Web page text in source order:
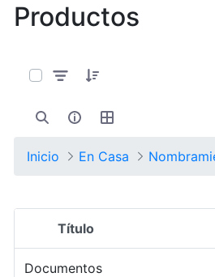
Productos
Inicio En Casa
Selección del elemento
Título
Documentos